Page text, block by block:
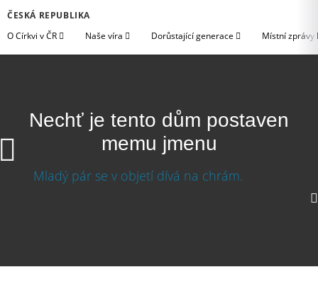
ČESKÁ REPUBLIKA
O Církvi v ČR
Naše víra Dorůstající generace Místní zprávy
Nechť je tento dům postaven
memu jmenu